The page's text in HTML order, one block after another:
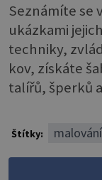
Seznámíte se
ukázkami
techniky,
kov, získáte
talířů, šperků
Štítky: malování